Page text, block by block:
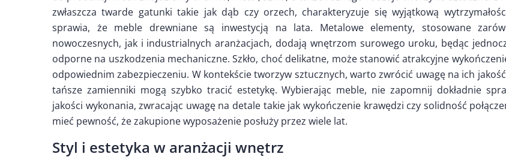
zwłaszcza twarde gatunki takie jak dąb czy orzech, charakteryzuje się wyjątkową
sprawia, że meble drewniane są inwestycją na lata. Metalowe elementy, stosowane
nowoczesnych, jak i industrialnych aranżacjach, dodają wnętrzom surowego uroku, będąc
odporne na uszkodzenia mechaniczne. Szkło, choć delikatne, może stanowić atrakcyjne
odpowiednim zabezpieczeniu. W kontekście tworzyw sztucznych, warto zwrócić uwagę na ich
tańsze zamienniki mogą szybko tracić estetykę. Wybierając meble, nie zapomnij dokładnie
jakości wykonania, zwracając uwagę na detale takie jak wykończenie krawędzi czy solidność
mieć pewność, że zakupione wyposażenie posłuży przez wiele lat.
Styl i estetyka w aranżacji wnętrz